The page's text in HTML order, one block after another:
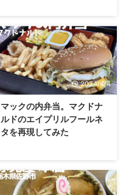
2024/4/4
マックの内弁当。マクドナ
ルドのエイプリルフールネ
タを再現してみた